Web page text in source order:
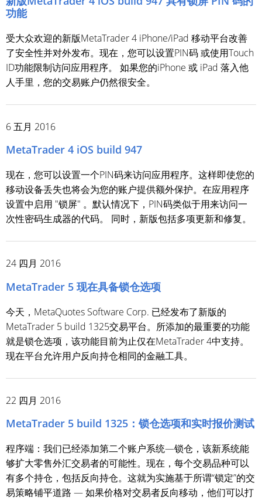
功能
受大众欢迎的新版MetaTrader 4 iPhone/iPad 移动平台改善
了安全性并对外发布。现在，您可以设置PIN码 或使用Touch
ID功能限制访问应用程序。 如果您的iPhone 或 iPad 落入他
人手里，您的交易账户仍然很安全。
6 五月 2016
MetaTrader 4 iOS build 947
现在，您可以设置一个PIN码来访问应用程序。这样即使您的
移动设备丢失也将会为您的账户提供额外保护。在应用程序
设置中启用 "锁屏" 。默认情况下，PIN码类似于用来访问一
次性密码生成器的代码。 同时，新版包括多项更新和修复。
24 四月 2016
MetaTrader 5 现在具备锁仓选项
今天，MetaQuotes Software Corp. 已经发布了新版的
MetaTrader 5 build 1325交易平台。所添加的最重要的功能
就是锁仓选项，该功能目前为止仅在MetaTrader 4中支持。
现在平台允许用户反向持仓相同的金融工具。
22 四月 2016
MetaTrader 5 build 1325：锁仓选项和实时报价测试
程序端：我们已经添加第二个账户系统—锁仓，该新系统能
够扩大零售外汇交易者的可能性。现在，每个交易品种可以
有多个持仓，包括反向持仓。这就为实施基于所谓“锁定”的交
易策略铺平道路 — 如果价格对交易者反向移动，他们可以打